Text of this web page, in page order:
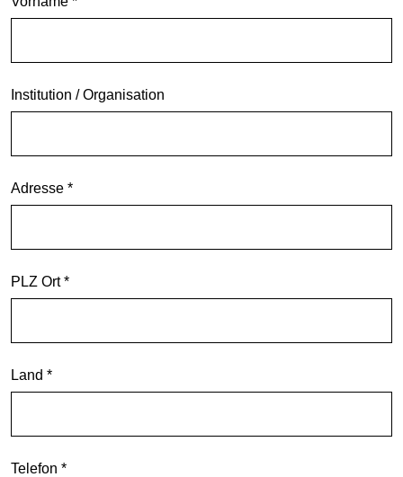
Institution / Organisation
Adresse *
PLZ Ort *
Land *
Telefon *